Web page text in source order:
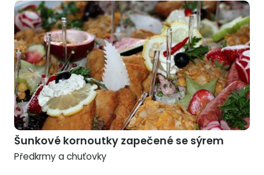
Šunkové kornoutky zapečené se sýrem
Předkrmy a chuťovky